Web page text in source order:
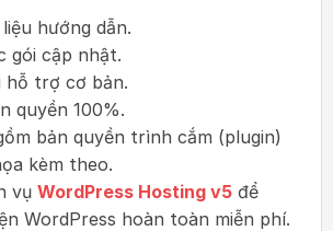
hướng dẫn.
gói cập nhật.
hỗ trợ cơ bản.
quyền 100%.
bản quyền trình cắm (plugin)
kèm theo.
vụ WordPress Hosting v5để
WordPress hoàn toàn miễn phí.